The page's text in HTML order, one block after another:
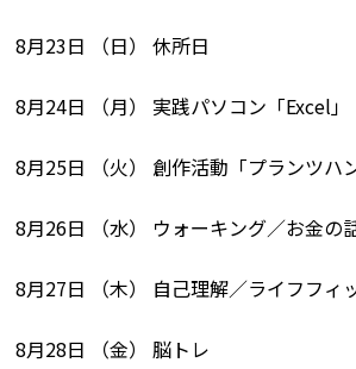
8月23日 （日） 休所日
8月24日 （月） 実践パソコン「Excel」
8月25日 （火） 創作活動「プランツハ
8月26日 （水） ウォーキング／お金の
8月27日 （木） 自己理解／ライフフィ
8月28日 （金） 脳トレ